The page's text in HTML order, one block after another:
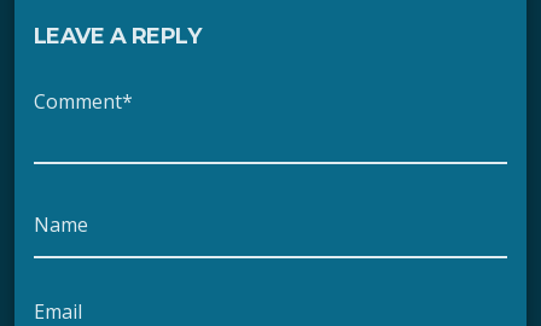
LEAVE A REPLY
Comment*
Name
Email